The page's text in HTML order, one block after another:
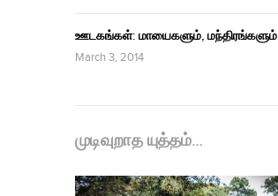
ஊடகங்கள்: மாயைகளும், மந்திரங்களும்
March 3, 2014
முடிவுறாத யுத்தம்…